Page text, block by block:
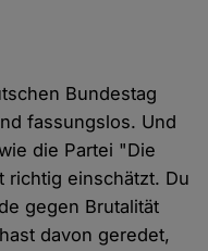
Bundestag
fassungslos. Und
die Partei "Die
richtig einschätzt. Du
gegen Brutalität
davon geredet,